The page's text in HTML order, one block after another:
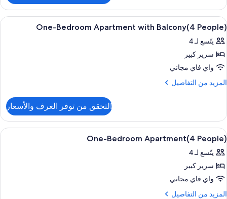
People)
شقة
غرفة
نوم
واحدة
-
(4
People)
استعراض
جميع
صور
One-
Bedroom
Apartment
People)
خزنة داخل الغرفة ومكتب وتجهيزات
6
One-Bedroom Apartment with Balcony(4 People)
يتّسع لـ 4
سرير كبير
واي فاي مجاني
المزيد من التفاصيل
المزيد
One-
Bedroom
Apartment
with
Balcony(4
People)
التحقق من توفر الغرف والأسعار
استعراض
جميع
صور
One-
Bedroom
Apartment(4
خزنة داخل الغرفة ومكتب وتجهيزات
11
One-Bedroom Apartment(4 People)
يتّسع لـ 4
سرير كبير
واي فاي مجاني
المزيد من التفاصيل
المزيد